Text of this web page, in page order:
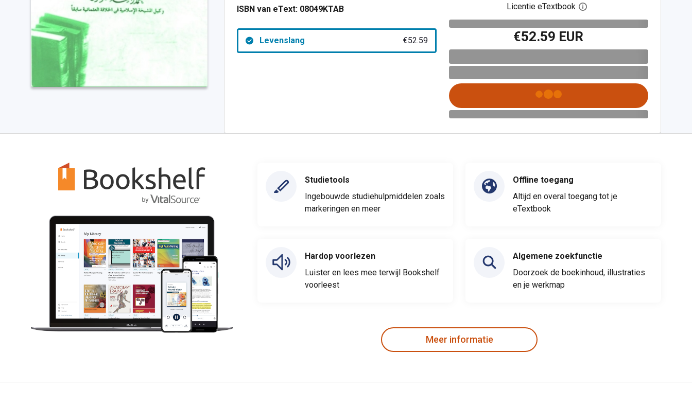
ISBN van eText: 08049KTAB
Levenslang €52.59
Licentie eTextbook Open het dialoogvenster
€52.59 EUR
Studietools
Ingebouwde studiehulpmiddelen zoals
markeringen en meer
Hardop voorlezen
Luister en lees mee terwijl Bookshelf
voorleest
Offline toegang
Altijd en overal toegang tot je
eTextbook
Algemene zoekfunctie
Doorzoek de boekinhoud, illustraties
en je werkmap
Meer informatie